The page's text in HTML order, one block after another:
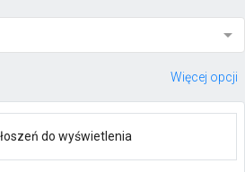
Więcej opcji
do wyświetlenia